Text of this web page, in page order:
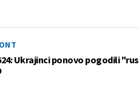
Ukrajinci ponovo pogodili